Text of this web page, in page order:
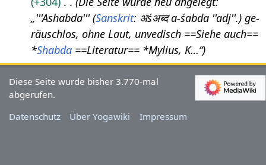
i
2
0
1
„'''Ashabda''' (Sanskrit: अśअब्द a-śabda ''adj''.) ge­
räusch­los, ohne Laut, unvedisch ==Siehe auch==
*Shabda==Literatur== *Mylius, K…“
Diese Seite wurde bisher 3.770-mal
abgerufen.
Datenschutz
Über Yogawiki Impressum